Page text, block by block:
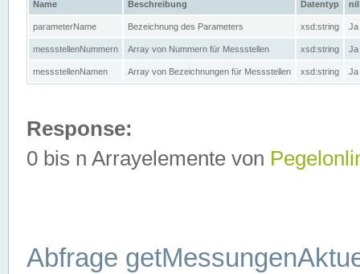
Name Beschreibung Datentyp nil
parameterName Bezeichnung des Parameters xsd:string Ja
messstellenNummern Array von Nummern für Messstellen xsd:string Ja
messstellenNamen Array von Bezeichnungen für Messstellen xsd:string Ja
Response:
0 bis n Arrayelemente von
Abfrage